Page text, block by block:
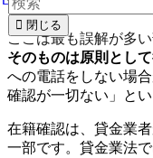
ここは最も誤解が多
そのものは原則とし
への電話をしない場
確認が一切ない」と
在籍確認は、貸金業
一部です。貸金業法
閉じる